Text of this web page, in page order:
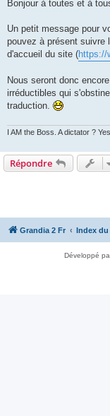
g
Bonjour à toutes et à
Un petit message pour
pouvez à présent suivre
d'accueil du site (https://
Nous seront donc
irréductibles qui
traduction.
I AM the Boss. A dictator ? Yes.
Répondre
Grandia 2 Fr Index
Développé